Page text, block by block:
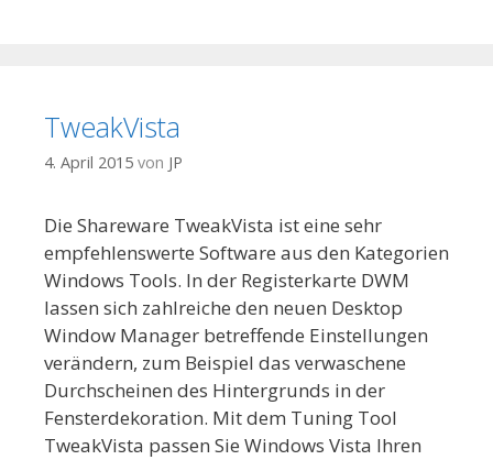
TweakVista
4. April 2015 von JP
Die Shareware TweakVista ist eine sehr
empfehlenswerte Software aus den Kategorien
Windows Tools. In der Registerkarte DWM
lassen sich zahlreiche den neuen Desktop
Window Manager betreffende Einstellungen
verändern, zum Beispiel das verwaschene
Durchscheinen des Hintergrunds in der
Fensterdekoration. Mit dem Tuning Tool
TweakVista passen Sie Windows Vista Ihren